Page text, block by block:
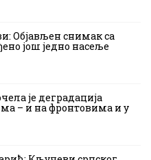
Објављен снимак са
још једно насеље
је деградација
– и на фронтовима и у